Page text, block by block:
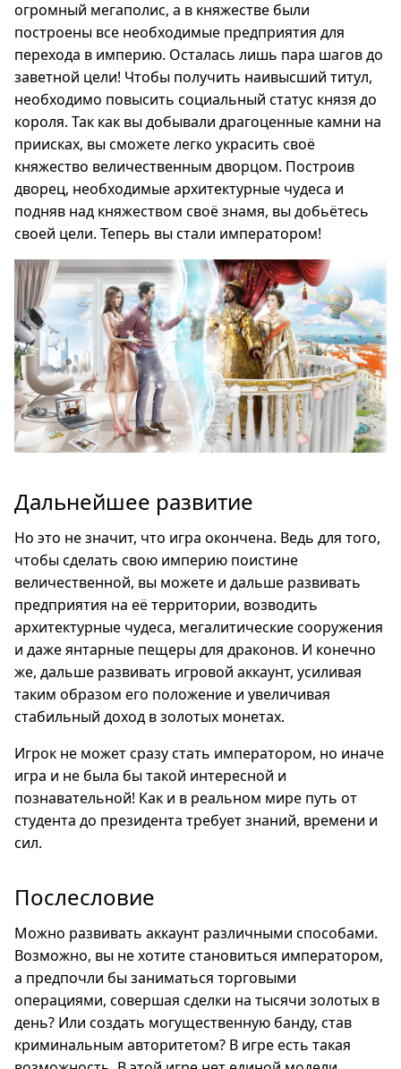
огромный мегаполис, а в княжестве были
построены все необходимые предприятия для
перехода в империю. Осталась лишь пара шагов до
заветной цели! Чтобы получить наивысший титул,
необходимо повысить социальный статус князя до
короля. Так как вы добывали драгоценные камни на
приисках, вы сможете легко украсить своё
княжество величественным дворцом. Построив
дворец, необходимые архитектурные чудеса и
подняв над княжеством своё знамя, вы добьётесь
своей цели. Теперь вы стали императором!
Дальнейшее развитие
Но это не значит, что игра окончена. Ведь для того,
чтобы сделать свою империю поистине
величественной, вы можете и дальше развивать
предприятия на её территории, возводить
архитектурные чудеса, мегалитические сооружения
и даже янтарные пещеры для драконов. И конечно
же, дальше развивать игровой аккаунт, усиливая
таким образом его положение и увеличивая
стабильный доход в золотых монетах.
Игрок не может сразу стать императором, но иначе
игра и не была бы такой интересной и
познавательной! Как и в реальном мире путь от
студента до президента требует знаний, времени и
сил.
Послесловие
Можно развивать аккаунт различными способами.
Возможно, вы не хотите становиться императором,
а предпочли бы заниматься торговыми
операциями, совершая сделки на тысячи золотых в
день? Или создать могущественную банду, став
криминальным авторитетом? В игре есть такая